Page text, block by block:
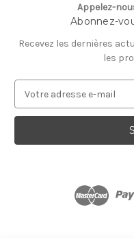
Appelez-
Abonnez-
Recevez les dernières
les
r
s